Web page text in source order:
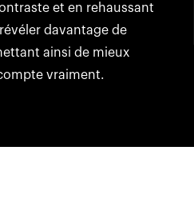
et en rehaussant
davantage de
ainsi de mieux
vraiment.